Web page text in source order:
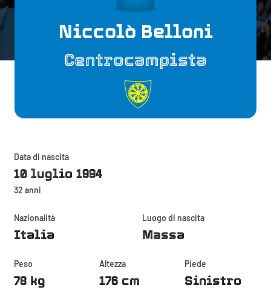
Niccolò Belloni
Centrocampista
Data di nascita
10 luglio 1994
32 anni
Nazionalità
Italia
Luogo di nascita
Massa
Peso
78 kg
Altezza
176 cm
Piede
Sinistro